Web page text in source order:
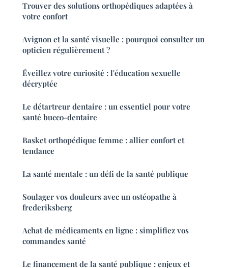
Trouver des solutions orthopédiques adaptées à
votre confort
Avignon et la santé visuelle : pourquoi consulter un
opticien régulièrement ?
Éveillez votre curiosité : l'éducation sexuelle
décryptée
Le détartreur dentaire : un essentiel pour votre
santé bucco-dentaire
Basket orthopédique femme : allier confort et
tendance
La santé mentale : un défi de la santé publique
Soulager vos douleurs avec un ostéopathe à
frederiksberg
Achat de médicaments en ligne : simplifiez vos
commandes santé
Le financement de la santé publique : enjeux et